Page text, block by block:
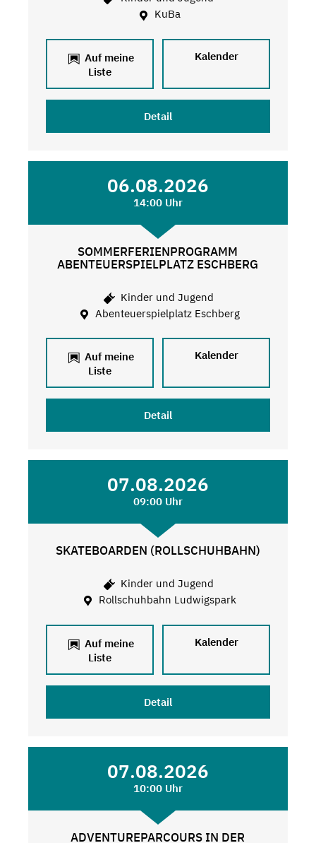
KuBa
Auf meine
Liste
Kalender
Detail
06.08.2026
14:00 Uhr
SOMMERFERIENPROGRAMM
ABENTEUERSPIELPLATZ ESCHBERG
Kinder und Jugend
Abenteuerspielplatz Eschberg
Auf meine
Liste
Kalender
Detail
07.08.2026
09:00 Uhr
SKATEBOARDEN (ROLLSCHUHBAHN)
Kinder und Jugend
Rollschuhbahn Ludwigspark
Auf meine
Liste
Kalender
Detail
07.08.2026
10:00 Uhr
ADVENTUREPARCOURS IN DER